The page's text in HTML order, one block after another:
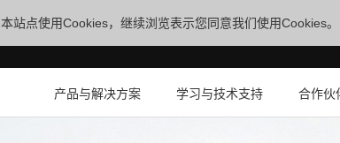
本站点使用Cookies，继续浏览表示您同意我们使用Cookies。
产品与解决方案 学习与技术支持 合作伙